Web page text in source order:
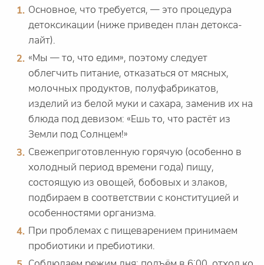
Основное, что требуется, — это процедура
детоксикации (ниже приведен план детокса-
лайт).
«Мы — то, что едим», поэтому следует
облегчить питание, отказаться от мясных,
молочных продуктов, полуфабрикатов,
изделий из белой муки и сахара, заменив их на
блюда под девизом: «Ешь то, что растёт из
Земли под Солнцем!»
Свежеприготовленную горячую (особенно в
холодный период времени года) пищу,
состоящую из овощей, бобовых и злаков,
подбираем в соответствии с конституцией и
особенностями организма.
При проблемах с пищеварением принимаем
пробиотики и пребиотики.